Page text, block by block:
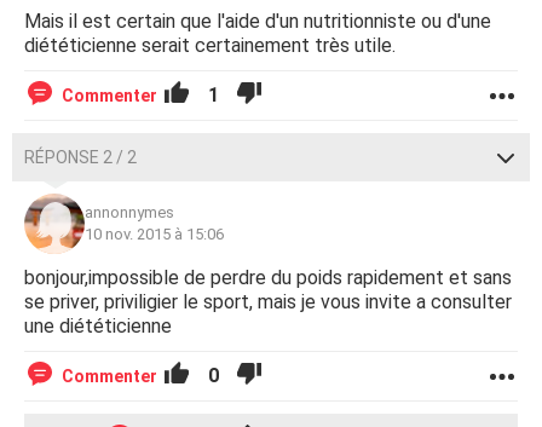
Mais il est certain que l'aide d'un nutritionniste ou d'une
diététicienne serait certainement très utile.
Commenter 1
RÉPONSE 2 / 2
annonnymes
10 nov. 2015 à 15:06
bonjour,impossible de perdre du poids rapidement et sans
se priver, priviligier le sport, mais je vous invite a consulter
une diététicienne
Commenter 0